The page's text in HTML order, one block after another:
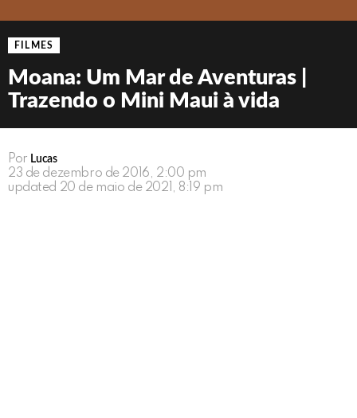
FILMES
Moana: Um Mar de Aventuras |
Trazendo o Mini Maui à vida
Por Lucas
23 de dezembro de 2016, 2:00 pm
updated 20 de maio de 2021, 8:19 pm